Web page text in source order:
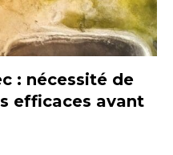
: nécessité de
efficaces avant